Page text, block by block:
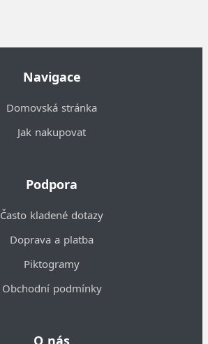
Navigace
Domovská stránka
Jak nakupovat
Podpora
Často kladené dotazy
Doprava a platba
Piktogramy
Obchodní podmínky
O nás